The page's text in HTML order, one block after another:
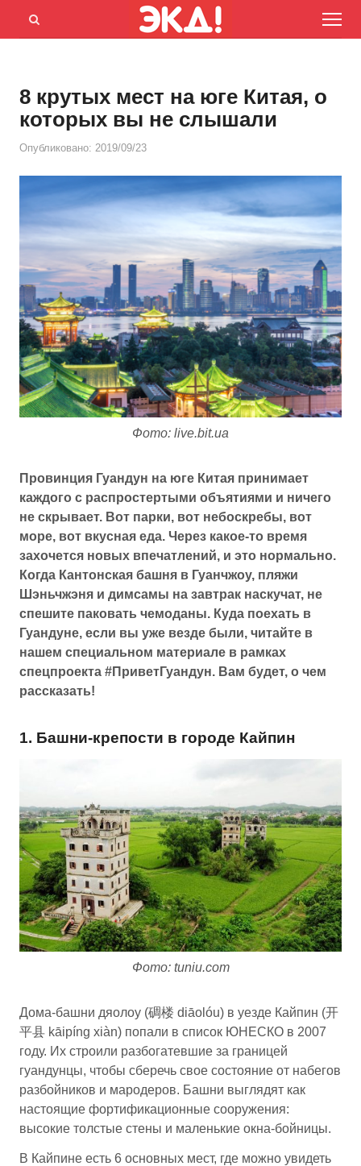
Menu
Открыть
8 крутых мест на юге Китая, о
которых вы не слышали
Опубликовано: 2019/09/23
Фото: live.bit.ua
Провинция Гуандун на юге Китая принимает
каждого с распростертыми объятиями и ничего
не скрывает. Вот парки, вот небоскребы, вот
море, вот вкусная еда. Через какое-то время
захочется новых впечатлений, и это нормально.
Когда Кантонская башня в Гуанчжоу, пляжи
Шэньчжэня и димсамы на завтрак наскучат, не
спешите паковать чемоданы. Куда поехать в
Гуандуне, если вы уже везде были, читайте в
нашем специальном материале в рамках
спецпроекта #ПриветГуандун. Вам будет, о чем
рассказать!
1. Башни-крепости в городе Кайпин
Фото: tuniu.com
Дома-башни дяолоу (碉楼 diāolóu) в уезде Кайпин (开
平县 kāipíng xiàn) попали в список ЮНЕСКО в 2007
году. Их строили разбогатевшие за границей
гуандунцы, чтобы сберечь свое состояние от набегов
разбойников и мародеров. Башни выглядят как
настоящие фортификационные сооружения:
высокие толстые стены и маленькие окна-бойницы.
В Кайпине есть 6 основных мест, где можно увидеть